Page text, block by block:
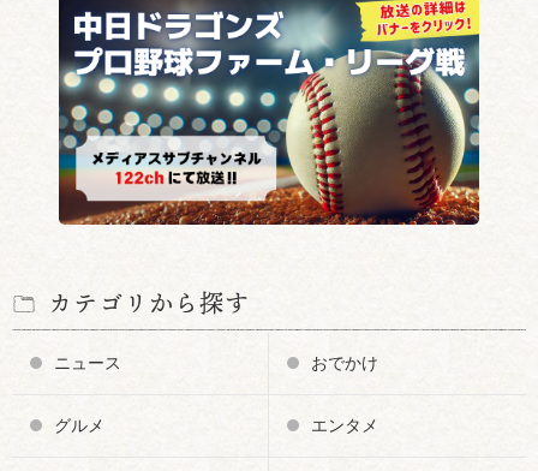
カテゴリから探す
ニュース おでかけ
グルメ エンタメ